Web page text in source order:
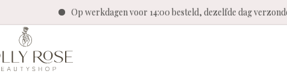
Op werkdagen voor 14:00 besteld, dezelfde dag verzonden.